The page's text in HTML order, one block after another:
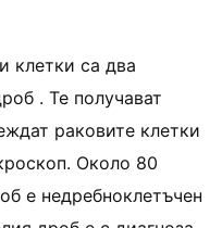
клетки са два
. Те получават
раковите клетки
Около 80
е недребноклетъчен